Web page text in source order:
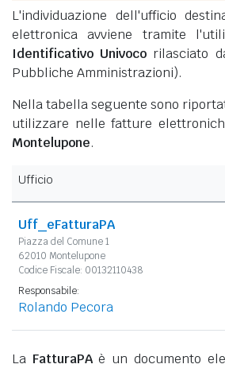
L'individuazione dell'ufficio
elettronica avviene tramite
Identificativo Univoco rilasciato
Pubbliche Amministrazioni).
Nella tabella seguente sono
utilizzare nelle fatture
Montelupone.
Ufficio
Uff_eFatturaPA
Piazza del Comune 1
62010 Montelupone
Codice Fiscale: 00132110438
Responsabile:
Rolando Pecora
La FatturaPAè un documento